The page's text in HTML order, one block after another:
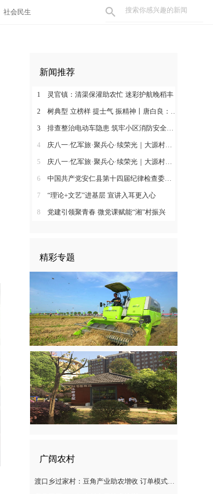
社会民生
新闻推荐
1 灵官镇：清渠保灌助农忙 迷彩护航晚稻丰
2 树典型 立榜样 提士气 振精神丨唐白良：三十载丹心映党徽 一腔热血暖万家
3 排查整治电动车隐患 筑牢小区消防安全防线
4 庆八一·忆军旅·聚兵心·续荣光｜大源村退役军人共话初心
5 庆八一·忆军旅·聚兵心·续荣光｜大源村退役军人共话初心
6 中国共产党安仁县第十四届纪律检查委员会召开第一次全体会议
7 “理论+文艺”进基层 宣讲入耳更入心
8 党建引领聚青春 微党课赋能“湘”村振兴
精彩专题
广阔农村
渡口乡过家村：豆角产业助农增收 订单模式铺就致富路